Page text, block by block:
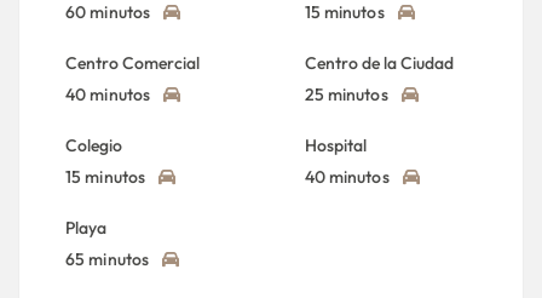
60 minutos
15 minutos
Centro Comercial
40 minutos
Centro de la Ciudad
25 minutos
Colegio
15 minutos
Hospital
40 minutos
Playa
65 minutos